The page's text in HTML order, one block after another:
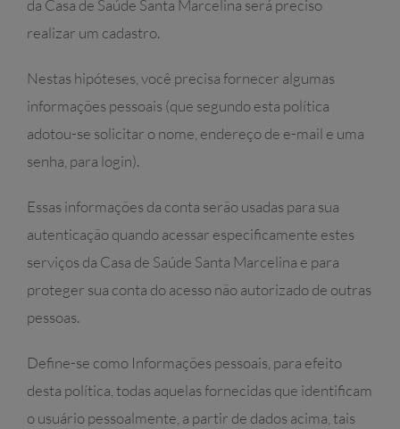
da Casa de Saúde Santa Marcelina será preciso
realizar um cadastro.
Nestas hipóteses, você precisa fornecer algumas
informações pessoais (que segundo esta política
adotou-se solicitar o nome, endereço de e-mail e uma
senha, para login).
Essas informações da conta serão usadas para sua
autenticação quando acessar especificamente estes
serviços da Casa de Saúde Santa Marcelina e para
proteger sua conta do acesso não autorizado de outras
pessoas.
Define-se como Informações pessoais, para efeito
desta política, todas aquelas fornecidas que identificam
o usuário pessoalmente, a partir de dados acima, tais